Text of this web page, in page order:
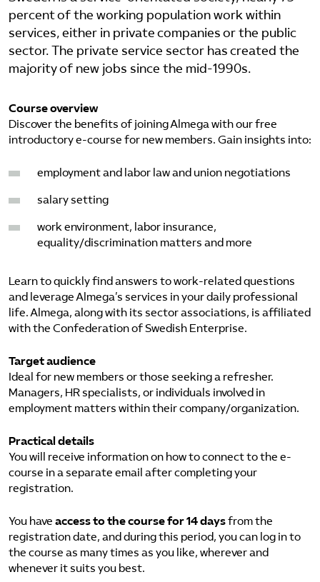
Omsättningsstatistik
Webbutik
Bli medlem
Logga in på Arbetsgivarguiden
Sök på kompetensforetagen.se
In english
percent of the working population work within
services, either in private companies or the public
sector. The private service sector has created the
majority of new jobs since the mid-1990s.
Course overview
Discover the benefits of joining Almega with our free
introductory e-course for new members. Gain insights into:
employment and labor law and union negotiations
salary setting
work environment, labor insurance,
equality/discrimination matters and more
Learn to quickly find answers to work-related questions
and leverage Almega’s services in your daily professional
life. Almega, along with its sector associations, is affiliated
with the Confederation of Swedish Enterprise.
Target audience
Ideal for new members or those seeking a refresher.
Managers, HR specialists, or individuals involved in
employment matters within their company/organization.
Practical details
You will receive information on how to connect to the e-
course in a separate email after completing your
registration.
You have access to the course for 14 daysfrom the
registration date, and during this period, you can log in to
the course as many times as you like, wherever and
whenever it suits you best.